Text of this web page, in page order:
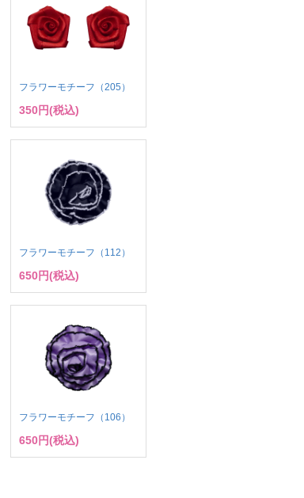
フラワーモチーフ（205）
350円(税込)
フラワーモチーフ（112）
650円(税込)
フラワーモチーフ（106）
650円(税込)